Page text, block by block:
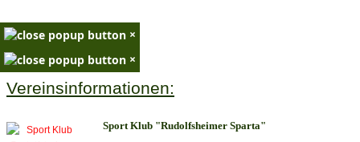
×
×
Vereinsinformationen:
Sport Klub "Rudolfsheimer Sparta"